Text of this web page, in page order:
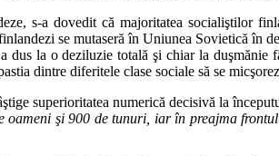
s-a dovedit că majoritatea socialiştilor
se mutaseră în Uniunea Sovietică în
dus la o deziluzie totală şi chiar la
dintre diferitele clase sociale să se
superioritatea numerică decisivă la
şi 900 de tunuri, iar în preajma